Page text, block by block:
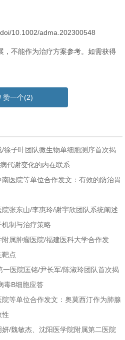
10.1002/adma.202300548
，不能作为治疗方案参考。如需获得
赞一个(2)
徐子叶团队微生物单细胞测序首次揭
代谢变化的内在联系
医院等单位合作发文：有效的防治胃
张东山/李惠玲/谢宇欣团队系统阐述
制与治疗策略
属肿瘤医院/福建医科大学合作发
靶点
医院匡铭/尹长军/陈淑玲团队首次揭
毒B细胞应答
等单位合作发文：奥莫西汀作为肺腺
性
/魏敏杰、沈阳医学院附属第二医院